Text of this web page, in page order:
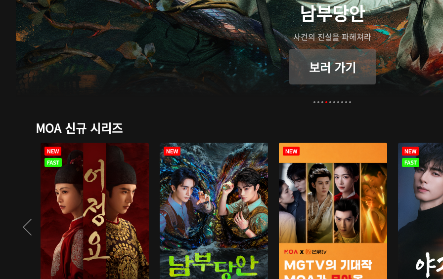
남부당안
사건의 진실을 파헤쳐라
보러 가기
MOA 신규 시리즈